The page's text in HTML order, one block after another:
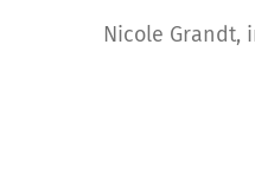
Nicole Grandt,